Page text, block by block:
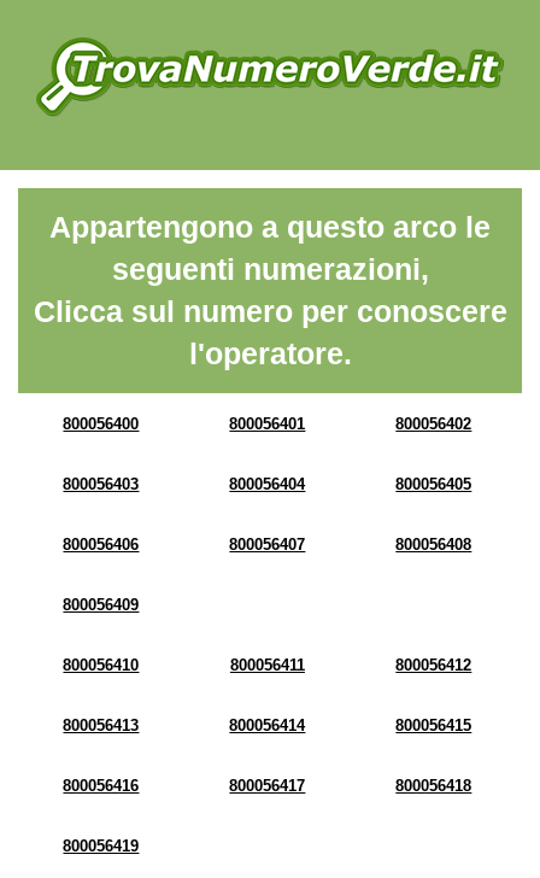
Appartengono a questo arco le
seguenti numerazioni,
Clicca sul numero per conoscere
l'operatore.
800056400 800056401 800056402
800056403 800056404 800056405
800056406 800056407 800056408
800056409
800056410 800056411 800056412
800056413 800056414 800056415
800056416 800056417 800056418
800056419